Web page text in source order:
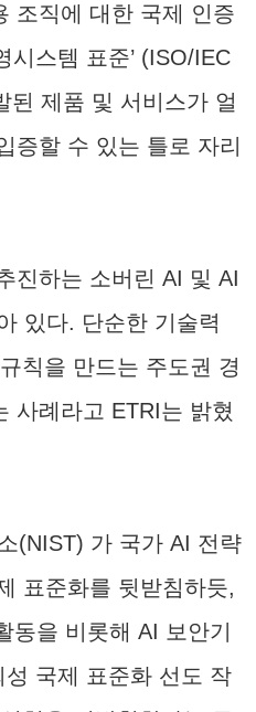
조직에 대한 국제 인증
시스템 표준’ (ISO/IEC
된 제품 및 서비스가 얼
증할 수 있는 틀로 자리
진하는 소버린 AI 및 AI
있다. 단순한 기술력
칙을 만드는 주도권 경
사례라고 ETRI는 밝혔
(NIST) 가 국가 AI 전략
표준화를 뒷받침하듯,
동을 비롯해 AI 보안기
국제 표준화 선도 작